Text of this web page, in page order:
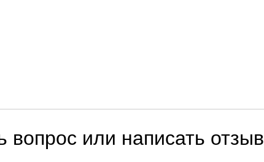
вопрос или написать отзыв